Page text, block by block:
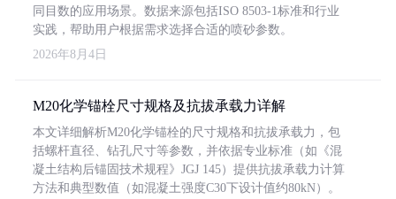
同目数的应用场景。数据来源包括ISO 8503-1标准和行业
实践，帮助用户根据需求选择合适的喷砂参数。
2026年8月4日
M20化学锚栓尺寸规格及抗拔承载力详解
本文详细解析M20化学锚栓的尺寸规格和抗拔承载力，包
括螺杆直径、钻孔尺寸等参数，并依据专业标准（如《混
凝土结构后锚固技术规程》JGJ 145）提供抗拔承载力计算
方法和典型数值（如混凝土强度C30下设计值约80kN）。